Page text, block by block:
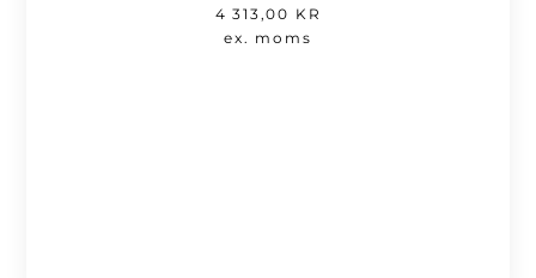
4 313,00 KR
ex. moms